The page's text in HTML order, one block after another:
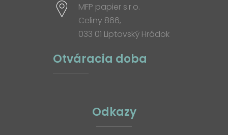
MFP papier s.r.o.
Celiny 866,
033 01 Liptovský Hrádok
Otváracia doba
Odkazy